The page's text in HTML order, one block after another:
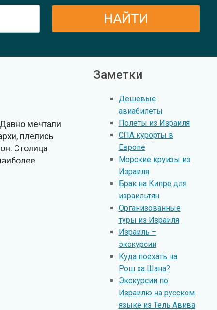
мечтали
плелись
Столица
Заметки
Дешевые
авиабилеты
Полеты из Израиля
СПА курорты в
Европе
Морские круизы из
Израиля
Брак на Кипре для
израильтян
Организованные
туры из Израиля
Израиль –
экскурсии
Куда поехать на
Рош ха Шана?
Экскурсии по
Израилю на русском
языке из Тель Авива